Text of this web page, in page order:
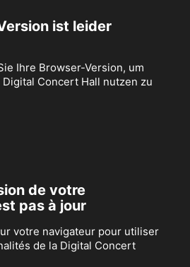
ist leider
Ihre Browser-Version, um
Concert Hall nutzen zu
de votre
pas à jour
votre navigateur pour utiliser
de la Digital Concert